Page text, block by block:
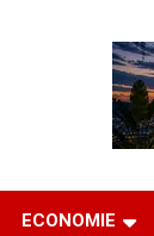
ECONOMIE